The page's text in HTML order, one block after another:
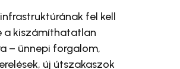
fel kell
a kiszámíthatatlan
– ünnepi forgalom,
új útszakaszok